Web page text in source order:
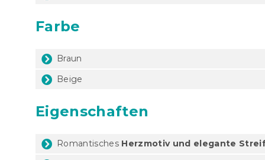
Farbe
Braun
Beige
Eigenschaften
Romantisches Herzmotiv und elegante